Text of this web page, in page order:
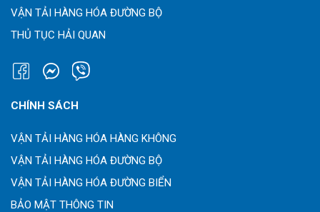
VẬN TẢI HÀNG HÓA ĐƯỜNG BỘ
THỦ TỤC HẢI QUAN
CHÍNH SÁCH
VẬN TẢI HÀNG HÓA HÀNG KHÔNG
VẬN TẢI HÀNG HÓA ĐƯỜNG BỘ
VẬN TẢI HÀNG HÓA ĐƯỜNG BIỂN
BẢO MẬT THÔNG TIN